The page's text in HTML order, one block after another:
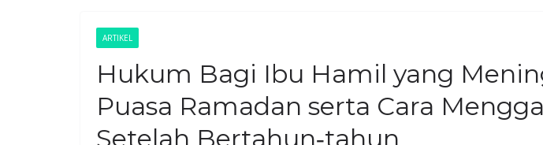
ARTIKEL
Hukum Bagi Ibu Hamil yang
Puasa Ramadan serta Cara
Setelah Bertahun‑tahun